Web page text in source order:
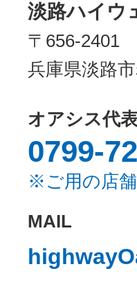
淡路ハイウ
〒656-2401
兵庫県淡路
オアシス代
0799-
※ご用の店
MAIL